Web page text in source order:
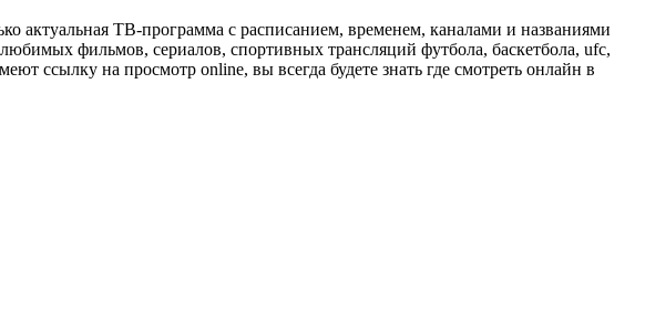
актуальная ТВ-программа с расписанием, временем, каналами и названиями
фильмов, сериалов, спортивных трансляций футбола, баскетбола, ufc,
ссылку на просмотр online, вы всегда будете знать где смотреть онлайн в